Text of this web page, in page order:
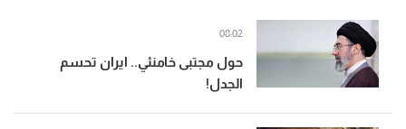
حول مجتبى خامنئي.. ايران تحسم
الجدل!
08:02